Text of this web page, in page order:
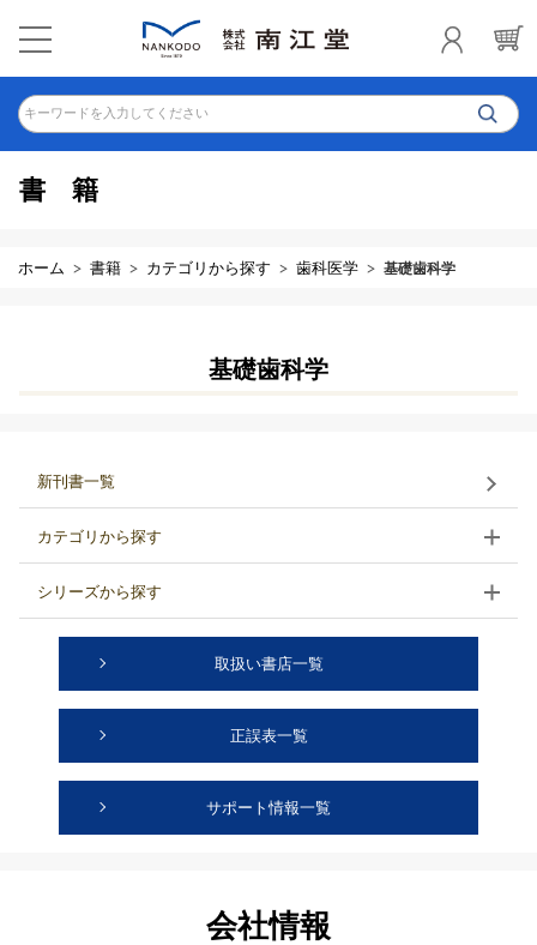
キーワードを入力してください
書籍
ホーム 書籍 カテゴリから探す 歯科医学 基礎歯科学
基礎歯科学
新刊書一覧
カテゴリから探す
シリーズから探す
取扱い書店一覧
正誤表一覧
サポート情報一覧
会社情報